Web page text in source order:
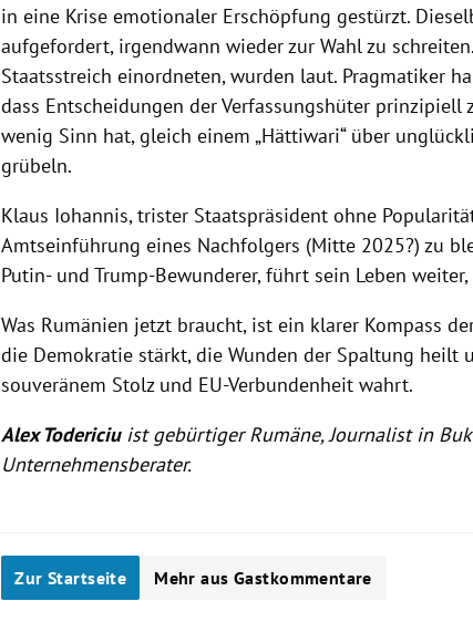
in eine Krise emotionaler Erschöpfung gestürzt.
aufgefordert, irgendwann wieder zur Wahl zu
Staatsstreich einordneten, wurden laut. Pragmatiker
dass Entscheidungen der Verfassungshüter prinzipiell
wenig Sinn hat, gleich einem „Hättiwari“ über
grübeln.
Klaus Iohannis, trister Staatspräsident ohne
Amtseinführung eines Nachfolgers (Mitte 2025?) zu
Putin- und Trump-Bewunderer, führt sein Leben
Was Rumänien jetzt braucht, ist ein klarer Kompass
die Demokratie stärkt, die Wunden der Spaltung heilt
souveränem Stolz und EU-Verbundenheit wahrt.
Alex Todericiuist gebürtiger Rumäne, Journalist in
Unternehmensberater.
Zur Startseite Mehr aus Gastkommentare